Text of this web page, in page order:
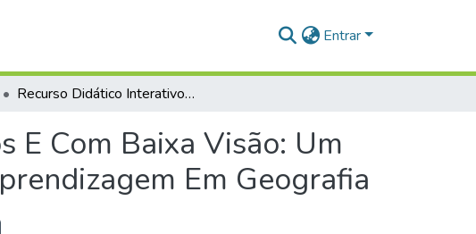
Entrar
Recurso Didático Interativo Para Alunos Cegos E Com Baixa Visão: Um Estudo Epistemológico Do Processo Ensino Aprendizagem Em Geografia
E Com Baixa Visão: Um
Em Geografia